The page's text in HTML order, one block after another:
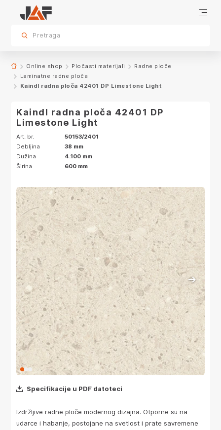
sr.skip-to.main-content
sr.skip-to.table-of-contents
sr.skip-to.main-navigation
Specifikacije
Karakteristike
Pretraga
Online shop Pločasti materijali
Radne ploče
Laminatne radne ploča
Kaindl radna ploča 42401 DP Limestone Light
Kaindl radna ploča 42401 DP
Limestone Light
Art. br.
50153/2401
Debljina
38 mm
Dužina
4.100 mm
Širina
600 mm
Specifikacije u PDF datoteci
Izdržljive radne ploče modernog dizajna. Otporne su na
udarce i habanje, postojane na svetlost i prate savremene